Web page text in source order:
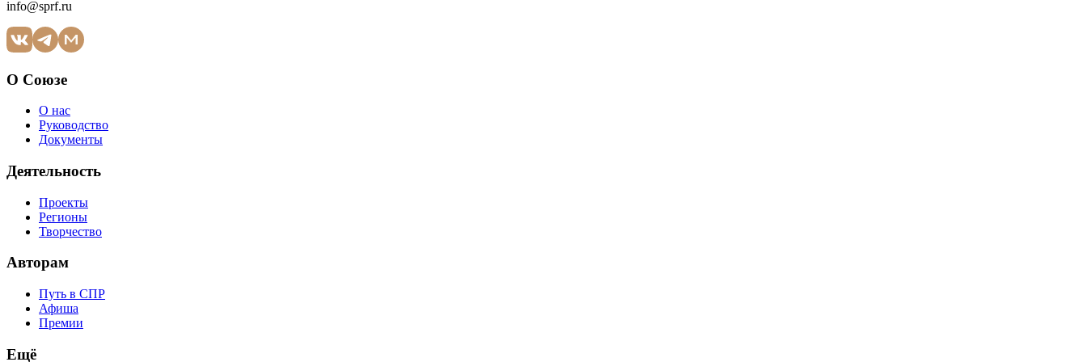
info@sprf.ru
О Союзе
О нас
Руководство
Документы
Деятельность
Проекты
Регионы
Творчество
Авторам
Путь в СПР
Афиша
Премии
Ещё